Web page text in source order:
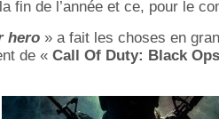
fin de l’année et ce, pour le
hero » a fait les choses en
de « Call Of Duty: Black Ops